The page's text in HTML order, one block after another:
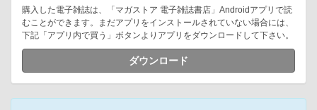
購入した電子雑誌は、「マガストア 電子雑誌書店」Androidアプリで読
むことができます。まだアプリをインストールされていない場合には、
下記「アプリ内で買う」ボタンよりアプリをダウンロードして下さい。
ダウンロード